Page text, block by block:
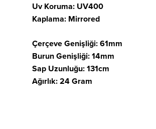
Uv Koruma: UV400
Kaplama: Mirrored
Çerçeve Genişliği: 61mm
Burun Genişliği: 14mm
Sap Uzunluğu: 131cm
Ağırlık: 24 Gram